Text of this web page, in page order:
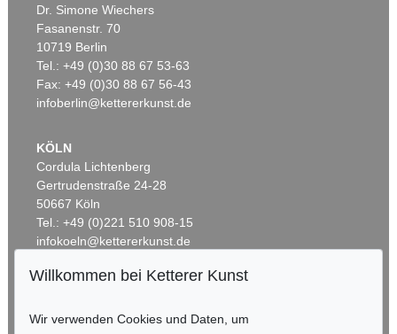
ANDY WARHOL
Marilyn Monroe (10 Blatt)
Ergebnis:€ 4.488.000
Hockende, 1910
Dr. Simone Wiechers
Fasanenstr. 70
10719 Berlin
Tel.: +49 (0)30 88 67 53-63
Fax: +49 (0)30 88 67 56-43
infoberlin@kettererkunst.de
KÖLN
Cordula Lichtenberg
Gertrudenstraße 24-28
50667 Köln
Tel.: +49 (0)221 510 908-15
infokoeln@kettererkunst.de
RHEINLAND-PFALZ
Willkommen bei Ketterer Kunst
Wir verwenden Cookies und Daten, um